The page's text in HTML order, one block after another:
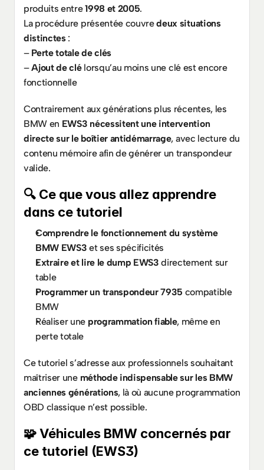
produits entre 1998 et 2005.
La procédure présentée couvre deux situations
distinctes :
– Perte totale de clés
– Ajout de clé lorsqu’au moins une clé est encore
fonctionnelle
Contrairement aux générations plus récentes, les
BMW en EWS3 nécessitent une intervention
directe sur le boîtier antidémarrage, avec lecture du
contenu mémoire afin de générer un transpondeur
valide.
🔍 Ce que vous allez apprendre
dans ce tutoriel
Comprendre le fonctionnement du système
BMW EWS3 et ses spécificités
Extraire et lire le dump EWS3 directement sur
table
Programmer un transpondeur 7935 compatible
BMW
Réaliser une programmation fiable, même en
perte totale
Ce tutoriel s’adresse aux professionnels souhaitant
maîtriser une méthode indispensable sur les BMW
anciennes générations, là où aucune programmation
OBD classique n’est possible.
🧩 Véhicules BMW concernés par
ce tutoriel (EWS3)